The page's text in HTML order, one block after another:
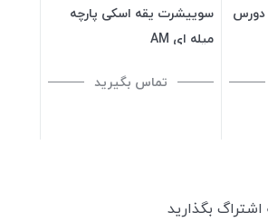
دورس
سوییشرت یقه اسکی پارچه
میله ای AM
تماس بگیرید
اشتراگ بگذارید